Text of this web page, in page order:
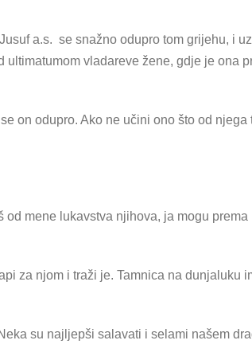
a.s. se snažno odupro tom grijehu, i uz
vladareve žene, gdje je ona
on odupro. Ako ne učini ono što od njega
od mene lukavstva njihova, ja mogu prema
za njom i traži je. Tamnica na dunjaluku
su najljepši salavati i selami našem